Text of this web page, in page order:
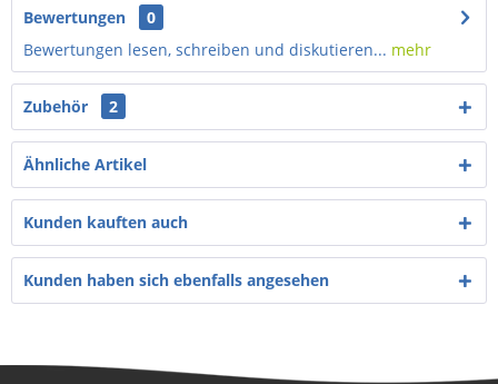
Bewertungen
0
Bewertungen lesen, schreiben und diskutieren... mehr
Zubehör 2
Ähnliche Artikel
Kunden kauften auch
Kunden haben sich ebenfalls angesehen